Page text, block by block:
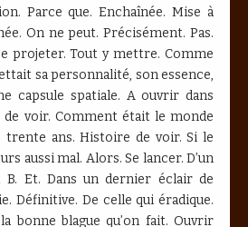
Parce que. Enchaînée. Mise à
On ne peut. Précisément. Pas.
projeter. Tout y mettre. Comme
sa personnalité, son essence,
capsule spatiale. A ouvrir dans
voir. Comment était le monde
trente ans. Histoire de voir. Si le
aussi mal. Alors. Se lancer. D’un
Et. Dans un dernier éclair de
Définitive. De celle qui éradique.
bonne blague qu’on fait. Ouvrir